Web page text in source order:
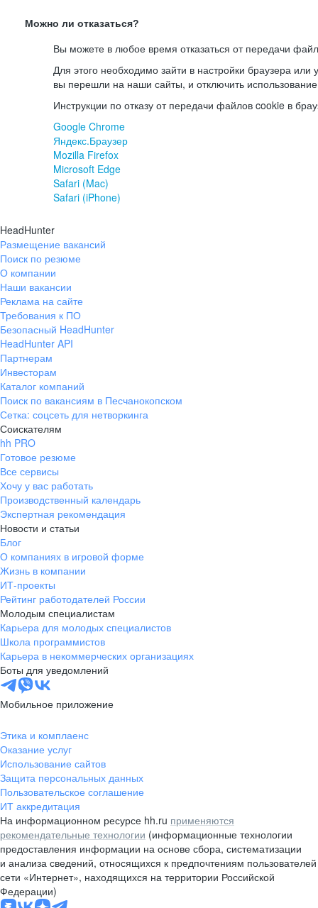
Можно ли отказаться?
Вы можете в любое время отказаться от передачи
Для этого необходимо зайти в настройки браузера или
вы перешли на наши сайты, и отключить
Инструкции по отказу от передачи файлов cookie в
Google Chrome
Яндекс.Браузер
Mozilla Firefox
Microsoft Edge
Safari (Mac)
Safari (iPhone)
HeadHunter
Размещение вакансий
Поиск по резюме
О компании
Наши вакансии
Реклама на сайте
Требования к ПО
Безопасный HeadHunter
HeadHunter API
Партнерам
Инвесторам
Каталог компаний
Поиск по вакансиям в Песчанокопском
Сетка: соцсеть для нетворкинга
Соискателям
hh PRO
Готовое резюме
Все сервисы
Хочу у вас работать
Производственный календарь
Экспертная рекомендация
Новости и статьи
Блог
О компаниях в игровой форме
Жизнь в компании
ИТ-проекты
Рейтинг работодателей России
Молодым специалистам
Карьера для молодых специалистов
Школа программистов
Карьера в некоммерческих организациях
Боты для уведомлений
Мобильное приложение
Этика и комплаенс
Оказание услуг
Использование сайтов
Защита персональных данных
Пользовательское соглашение
ИТ аккредитация
На информационном ресурсе hh.ru применяются
рекомендательные технологии (информационные технологии
предоставления информации на основе сбора, систематизации
и анализа сведений, относящихся к предпочтениям пользователей
сети «Интернет», находящихся на территории Российской
Федерации)